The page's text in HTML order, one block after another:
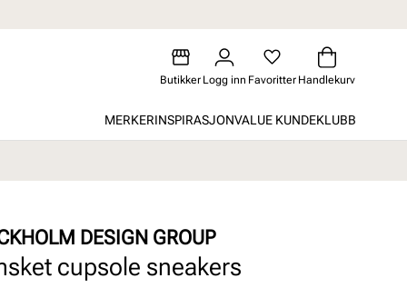
Butikker Logg inn Favoritter Handlekurv
MERKERINSPIRASJONVALUE KUNDEKLUBB
DESIGN GROUP
cupsole sneakers